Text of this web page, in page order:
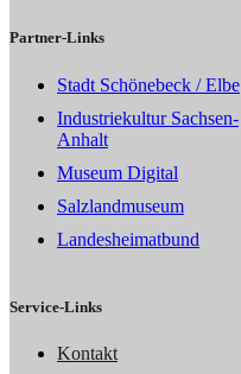
Partner-Links
Stadt Schönebeck / Elbe
Industriekultur Sachsen-
Anhalt
Museum Digital
Salzlandmuseum
Landesheimatbund
Service-Links
Kontakt